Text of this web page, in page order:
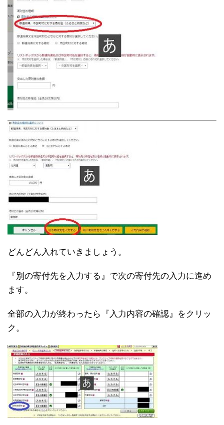
どんどん入れていきましょう。
『別の寄付先を入力する』で次の寄付先の入力に進め
ます。
全部の入力が終わったら『入力内容の確認』をクリッ
ク。